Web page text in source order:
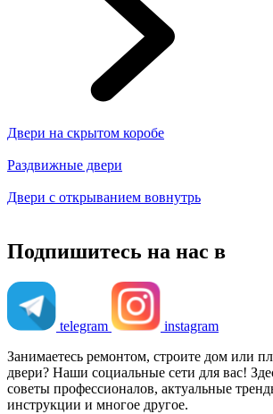
Двери на скрытом коробе
Раздвижные двери
Двери с открыванием вовнутрь
Подпишитесь на нас в
telegram
instagram
Занимаетесь ремонтом, строите дом или
двери? Наши социальные сети для вас!
советы профессионалов, актуальные
инструкции и многое другое.